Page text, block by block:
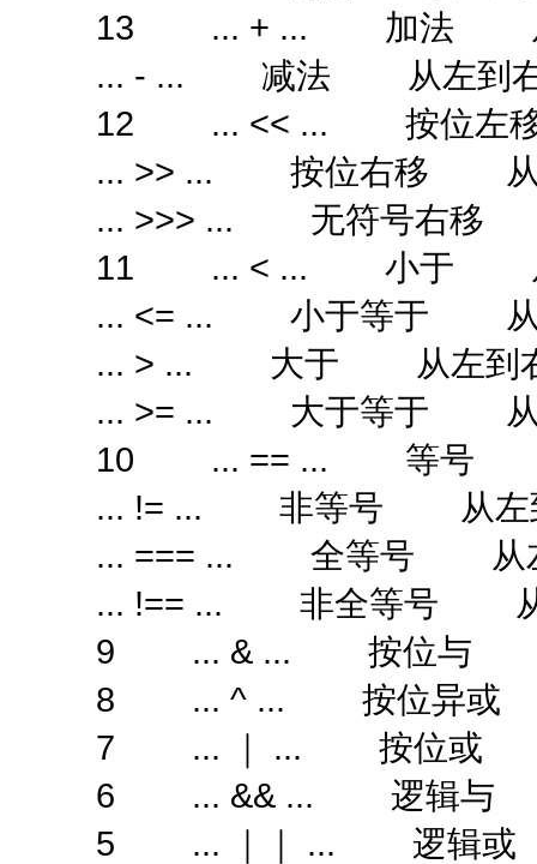
13 ... + ... 加法 从
... - ... 减法 从左到
12 ... << ... 按位左
... >> ... 按位右移 从
... >>> ... 无符号右移
11 ... < ... 小于 从
... <= ... 小于等于 从
... > ... 大于 从左到
... >= ... 大于等于 从
10 ... == ... 等号
... != ... 非等号 从左
... === ... 全等号 从
... !== ... 非全等号 从
9 ... & ... 按位与
8 ... ^ ... 按位异或
7 ... ｜ ... 按位或
6 ... && ... 逻辑与
5 ... ｜｜ ... 逻辑或